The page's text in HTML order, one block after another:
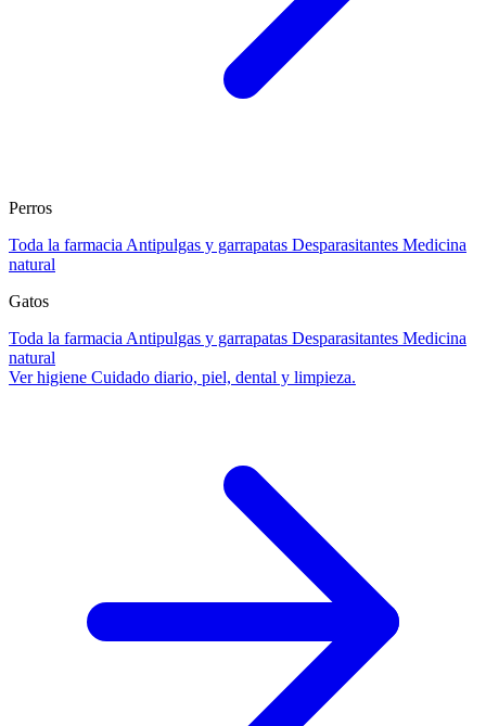
Perros
Toda la farmacia Antipulgas y garrapatas Desparasitantes Medicina
natural
Gatos
Toda la farmacia Antipulgas y garrapatas Desparasitantes Medicina
natural
Ver higiene Cuidado diario, piel, dental y limpieza.